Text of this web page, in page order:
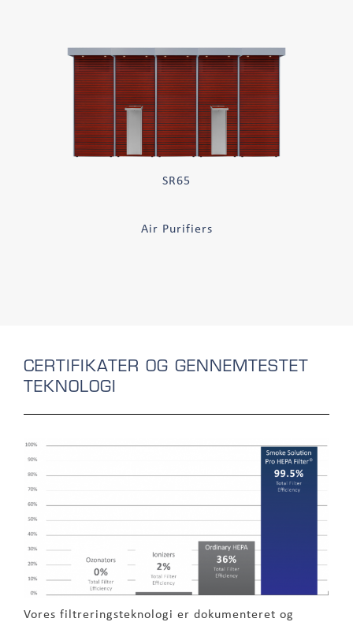
SR65
Air Purifiers
CERTIFIKATER OG GENNEMTESTET
TEKNOLOGI
Vores filtreringsteknologi er dokumenteret og